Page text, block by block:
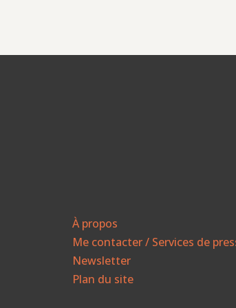
À propos
Me contacter / Services de
Newsletter
Plan du site